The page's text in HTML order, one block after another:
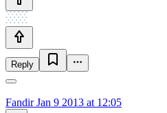
Reply
FandirJan 9 2013 at 12:05